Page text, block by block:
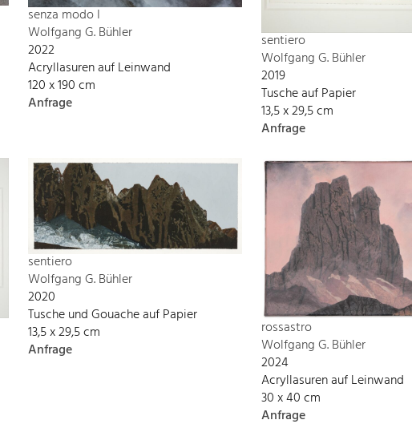
senza modo I
Wolfgang G. Bühler
2022
Acryllasuren auf Leinwand
120 x 190 cm
Anfrage
sentiero
Wolfgang G. Bühler
2019
Tusche auf Papier
13,5 x 29,5 cm
Anfrage
sentiero
Wolfgang G. Bühler
2020
Tusche und Gouache auf Papier
13,5 x 29,5 cm
Anfrage
rossastro
Wolfgang G. Bühler
2024
Acryllasuren auf Leinwand
30 x 40 cm
Anfrage